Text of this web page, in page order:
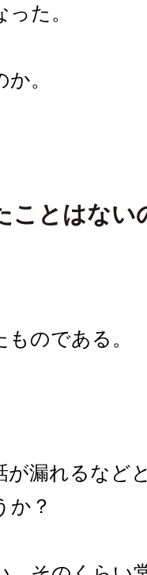
た。
。
ことはない
のである。
漏れるなど
か？